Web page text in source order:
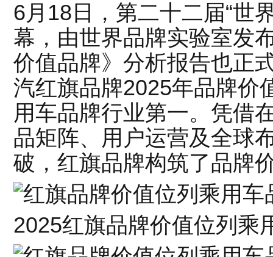
6月18日，第二十二届“世
幕，由世界品牌实验室发
价值品牌》分析报告也正
汽红旗品牌2025年品牌价
用车品牌行业第一。凭借
品矩阵、用户运营及全球
破，红旗品牌构筑了品牌
2025红旗品牌价值位列乘